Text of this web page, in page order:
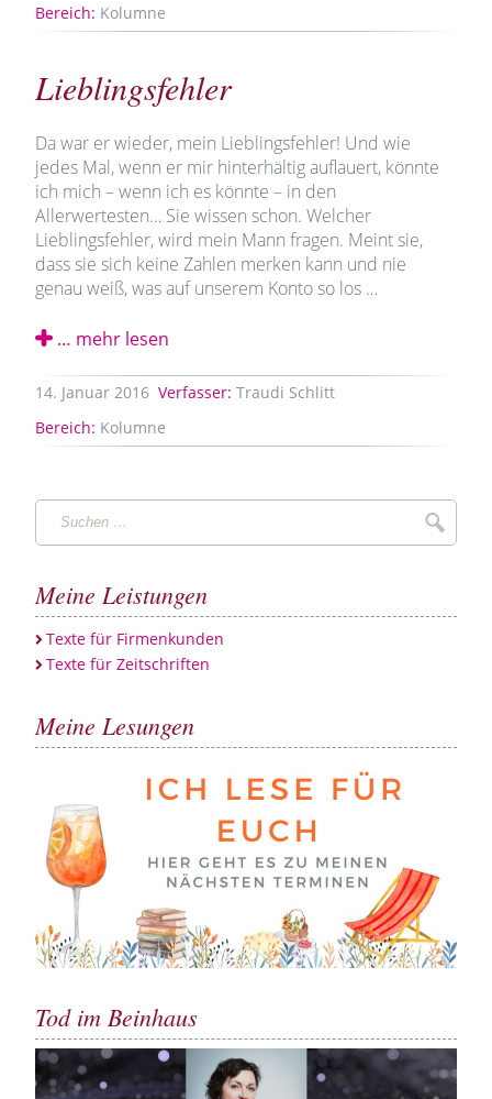
Bereich: Kolumne
Lieblingsfehler
Da war er wieder, mein Lieblingsfehler! Und wie
jedes Mal, wenn er mir hinterhältig auflauert, könnte
ich mich – wenn ich es könnte – in den
Allerwertesten… Sie wissen schon. Welcher
Lieblingsfehler, wird mein Mann fragen. Meint sie,
dass sie sich keine Zahlen merken kann und nie
genau weiß, was auf unserem Konto so los …
… mehr lesen
14. Januar 2016 Verfasser: Traudi Schlitt
Bereich: Kolumne
Suchen
…
Meine Leistungen
Texte für Firmenkunden
Texte für Zeitschriften
Meine Lesungen
Tod im Beinhaus